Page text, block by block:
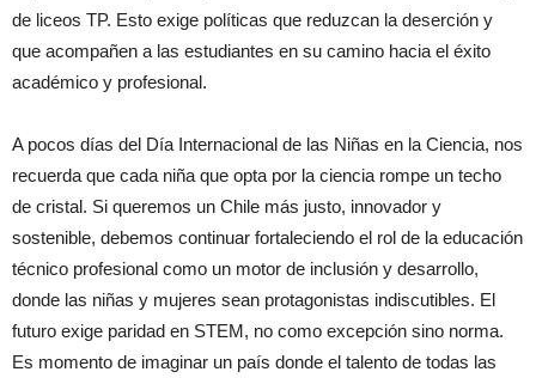
de liceos TP. Esto exige políticas que reduzcan la deserción y
que acompañen a las estudiantes en su camino hacia el éxito
académico y profesional.
A pocos días del Día Internacional de las Niñas en la Ciencia, nos
recuerda que cada niña que opta por la ciencia rompe un techo
de cristal. Si queremos un Chile más justo, innovador y
sostenible, debemos continuar fortaleciendo el rol de la educación
técnico profesional como un motor de inclusión y desarrollo,
donde las niñas y mujeres sean protagonistas indiscutibles. El
futuro exige paridad en STEM, no como excepción sino norma.
Es momento de imaginar un país donde el talento de todas las